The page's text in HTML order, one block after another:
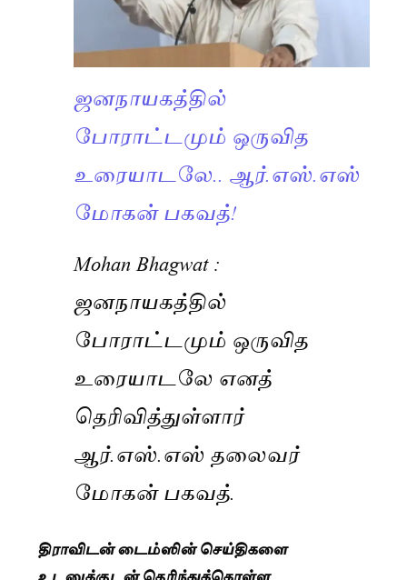
ஜனநாயகத்தில்
போராட்டமும் ஒருவித
உரையாடலே.. ஆர்.எஸ்.எஸ்
மோகன் பகவத்!
Mohan Bhagwat :
ஜனநாயகத்தில்
போராட்டமும் ஒருவித
உரையாடலே எனத்
தெரிவித்துள்ளார்
ஆர்.எஸ்.எஸ் தலைவர்
மோகன் பகவத்.
திராவிடன் டைம்ஸின் செய்திகளை